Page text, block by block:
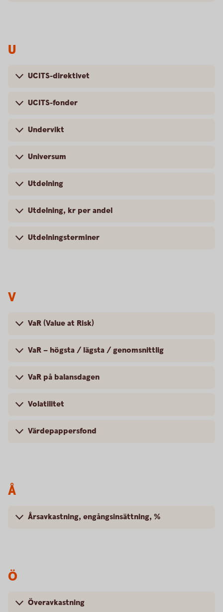
U
UCITS-direktivet
UCITS-fonder
Undervikt
Universum
Utdelning
Utdelning, kr per andel
Utdelningsterminer
V
VaR (Value at Risk)
VaR – högsta / lägsta / genomsnittlig
VaR på balansdagen
Volatilitet
Värdepappersfond
Å
Årsavkastning, engångsinsättning, %
Ö
Överavkastning